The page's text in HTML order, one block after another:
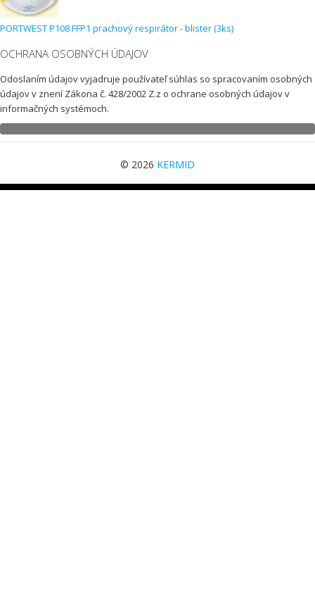
PORTWEST P108 FFP1 prachový respirátor - blister (3ks)
OCHRANA OSOBNÝCH ÚDAJOV
Odoslaním údajov vyjadruje používateľ súhlas so spracovaním osobných
údajov v znení Zákona č. 428/2002 Z.z o ochrane osobných údajov v
informačných systémoch.
© 2026 KERMID